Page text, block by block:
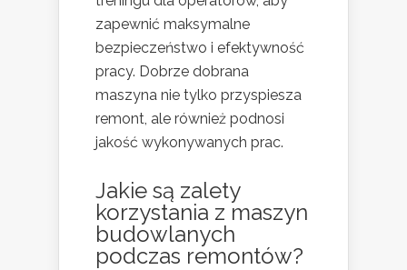
zapewnić maksymalne
bezpieczeństwo i efektywność
pracy. Dobrze dobrana
maszyna nie tylko przyspiesza
remont, ale również podnosi
jakość wykonywanych prac.
Jakie są zalety
korzystania z maszyn
budowlanych
podczas remontów?